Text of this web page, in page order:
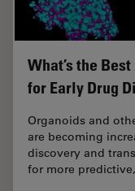
What’s the
for Early Drug
Organoids and
are becoming
discovery and
for more